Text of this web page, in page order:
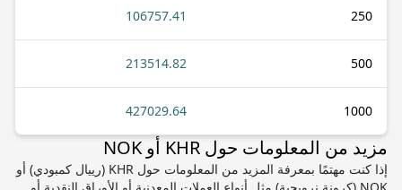
250
106757.41
500
213514.82
1000
427029.64
مزيد من المعلومات حول KHR أو NOK
إذا كنت مهتمًا بمعرفة المزيد من المعلومات حول KHR (رييال كمبودي) أو